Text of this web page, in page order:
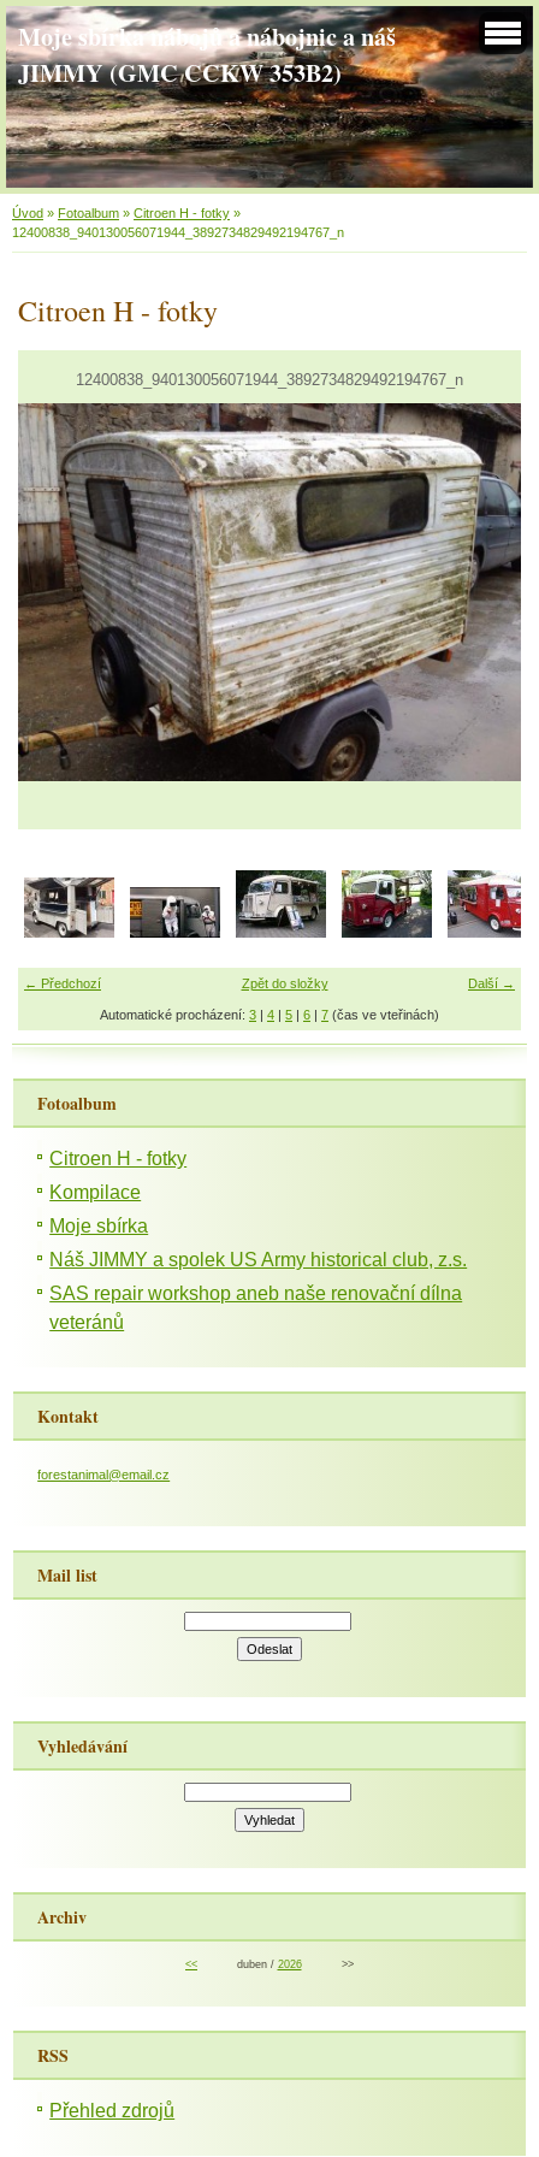
Moje sbírka nábojů a nábojnic a náš
JIMMY (GMC CCKW 353B2)
Úvod » Fotoalbum » Citroen H - fotky »
12400838_940130056071944_3892734829492194767_n
Citroen H - fotky
12400838_940130056071944_3892734829492194767_n
← Předchozí Další →
Zpět do složky
Automatické procházení: 3 | 4 | 5 | 6 | 7 (čas ve vteřinách)
Fotoalbum
Citroen H - fotky
Kompilace
Moje sbírka
Náš JIMMY a spolek US Army historical club, z.s.
SAS repair workshop aneb naše renovační dílna
veteránů
Kontakt
forestanimal@email.cz
Mail list
Vyhledávání
Archiv
<< duben / 2026 >>
RSS
Přehled zdrojů